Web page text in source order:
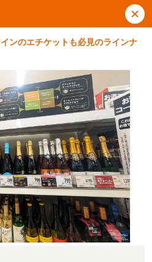
インのエチケットも必見のラインナ